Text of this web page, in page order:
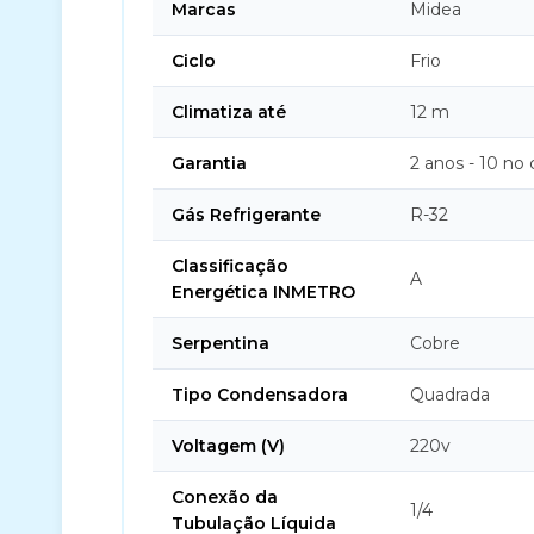
Marcas Midea
Ciclo Frio
Climatiza até 12 m
Garantia 2 anos - 10 no
Gás Refrigerante R-32
Classificação
Energética INMETRO
A
Serpentina Cobre
Tipo Condensadora Quadrada
Voltagem (V) 220v
Conexão da
Tubulação Líquida
1/4